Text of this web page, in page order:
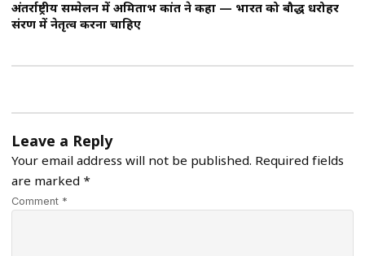
अंतर्राष्ट्रीय सम्मेलन में अमिताभ कांत ने कहा — भारत को बौद्ध धरोहर
संरक्षण में नेतृत्व करना चाहिए
Leave a Reply
Your email address will not be published. Required fields
are marked *
Comment *